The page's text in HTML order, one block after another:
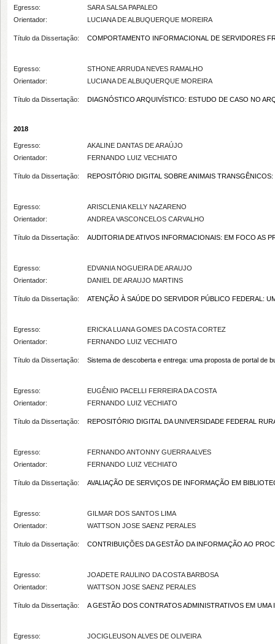
Egresso:
SARA SALSA PAPALEO
Orientador:
LUCIANA DE ALBUQUERQUE MOREIRA
Título da Dissertação: COMPORTAMENTO INFORMACIONAL DE SERVIDORES
Egresso:
STHONE ARRUDA NEVES RAMALHO
Orientador:
LUCIANA DE ALBUQUERQUE MOREIRA
Título da Dissertação: DIAGNÓSTICO ARQUIVÍSTICO: ESTUDO DE CASO NO
2018
Egresso:
AKALINE DANTAS DE ARAÚJO
Orientador:
FERNANDO LUIZ VECHIATO
Título da Dissertação: REPOSITÓRIO DIGITAL SOBRE ANIMAIS
Egresso:
ARISCLENIA KELLY NAZARENO
Orientador:
ANDREA VASCONCELOS CARVALHO
Título da Dissertação: AUDITORIA DE ATIVOS INFORMACIONAIS: EM FOCO AS
Egresso:
EDVANIA NOGUEIRA DE ARAUJO
Orientador:
DANIEL DE ARAUJO MARTINS
Título da Dissertação: ATENÇÃO À SAÚDE DO SERVIDOR PÚBLICO FEDERAL:
Egresso:
ERICKA LUANA GOMES DA COSTA CORTEZ
Orientador:
FERNANDO LUIZ VECHIATO
Título da Dissertação: Sistema de descoberta e entrega: uma proposta de portal de
Egresso:
EUGÊNIO PACELLI FERREIRA DA COSTA
Orientador:
FERNANDO LUIZ VECHIATO
Título da Dissertação: REPOSITÓRIO DIGITAL DA UNIVERSIDADE FEDERAL
Egresso:
FERNANDO ANTONNY GUERRA ALVES
Orientador:
FERNANDO LUIZ VECHIATO
Título da Dissertação: AVALIAÇÃO DE SERVIÇOS DE INFORMAÇÃO EM
Egresso:
GILMAR DOS SANTOS LIMA
Orientador:
WATTSON JOSE SAENZ PERALES
Título da Dissertação: CONTRIBUIÇÕES DA GESTÃO DA INFORMAÇÃO AO
Egresso:
JOADETE RAULINO DA COSTA BARBOSA
Orientador:
WATTSON JOSE SAENZ PERALES
Título da Dissertação: A GESTÃO DOS CONTRATOS ADMINISTRATIVOS EM
Egresso:
JOCIGLEUSON ALVES DE OLIVEIRA